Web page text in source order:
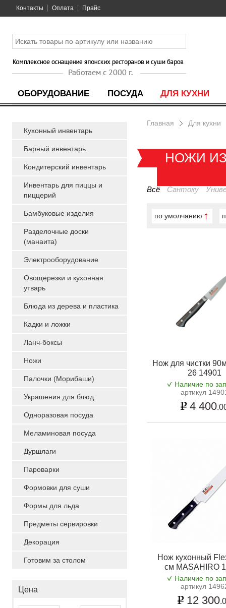
Контакты Оплата Прайс
ОБОРУДОВАНИЕ ПОСУДА ДЛЯ КУХНИ
Кухонный инвентарь
Барный инвентарь
Кондитерский инвентарь
Инвентарь для пиццы и
пиццерий
Бамбуковые изделия
Разделочные доски
(манаита)
Электрооборудование
Овощерезки и кухонная
утварь
Блюда из дерева и пластика
Кадки и ложки
Ланч-боксы
Ножи
Палочки (Морибаши)
Украшения для блюд
Одноразовая посуда
Меламиновая посуда
Дуршлаги
Пароварки
Формовки для суши
Формы для льда
Предметы сервировки
Декорация
Готовим за столом
Цена
Главная Для кухни
НОЖИ ИЗ
Всё Сантоку
по умолчанию
Нож для чистки
26 14901
Наличие по
артикул
4 400
Нож кухонный
см MASAHIRO
Наличие по
артикул
12 300